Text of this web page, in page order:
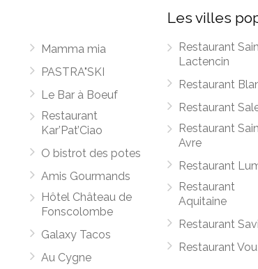
Mamma mia
PASTRA"SKI
Le Bar à Boeuf
Restaurant
Kar’Pat’Ciao
O bistrot des potes
Amis Gourmands
Hôtel Château de
Fonscolombe
Galaxy Tacos
Au Cygne
Les villes
Restaurant
Lactencin
Restaurant
Restaurant
Restaurant
Avre
Restaurant
Restaurant
Aquitaine
Restaurant
Restaurant